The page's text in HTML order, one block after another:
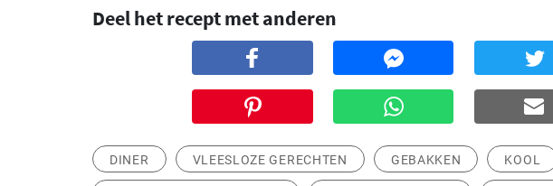
Deel het recept met anderen
DINER VLEESLOZE GERECHTEN GEBAKKEN KOOL